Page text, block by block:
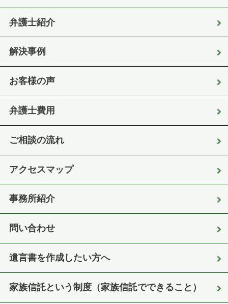
弁護士紹介
解決事例
お客様の声
弁護士費用
ご相談の流れ
アクセスマップ
事務所紹介
問い合わせ
遺言書を作成したい方へ
家族信託という制度（家族信託でできること）